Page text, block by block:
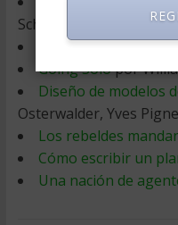
Schell
El negocio al
Going Solopor
Diseño de modelos
Osterwalder, Yves
Los rebeldes
Cómo escribir un
Una nación de